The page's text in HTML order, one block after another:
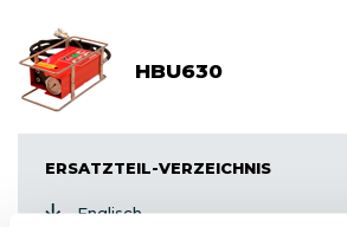
HBU630
ERSATZTEIL-VERZEICHNIS
Englisch